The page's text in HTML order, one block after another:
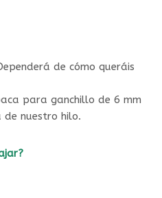
de cómo queráis
para ganchillo de 6 mm
nuestro hilo.